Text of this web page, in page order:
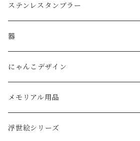
タンブラー
ダブルウォールグラス
ステンレスタンブラー
器
ボウル
にゃんこデザイン
メモリアル用品
ペットの墓石
浮世絵シリーズ